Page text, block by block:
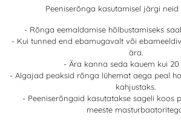
Peeniserõnga kasutamisel järgi
- Rõnga eemaldamise hõlbustamiseks
- Kui tunned end ebamugavalt või
ära.
- Ära kanna seda kauem kui 20
- Algajad peaksid rõnga lühemat aega peal
kahjustaks.
- Peeniserõngaid kasutatakse sageli koos
meeste